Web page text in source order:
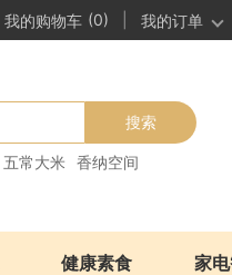
我的购物车 (0) 我的订单
搜索
五常大米
香纳空间
健康素食 家